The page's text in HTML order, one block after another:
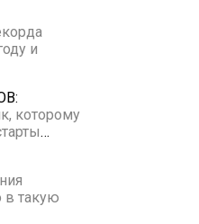
и
которому
…
в такую